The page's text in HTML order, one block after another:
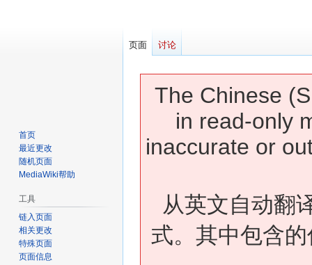
The Chinese
in read-only
inaccurate or
从英文自动翻
式。其中包含
页面 讨论
首页
最近更改
随机页面
MediaWiki帮助
工具
链入页面
相关更改
特殊页面
页面信息